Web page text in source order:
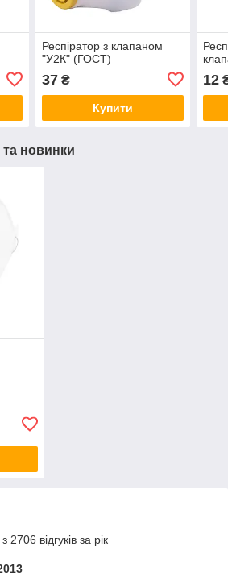
Респіратор з клапаном
"У2К" (ГОСТ)
37₴
Купити
12
та новинки
відгуків за рік